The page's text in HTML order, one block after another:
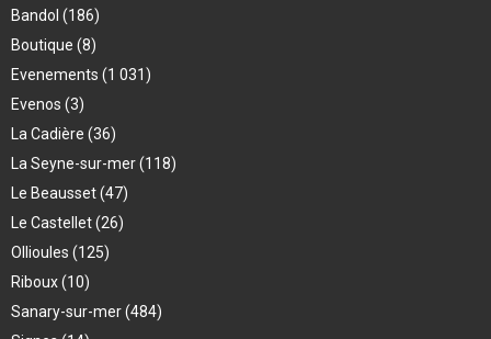
Bandol (186)
Boutique (8)
Evenements (1 031)
Evenos (3)
La Cadière (36)
La Seyne-sur-mer(118)
Le Beausset(47)
Le Castellet(26)
Ollioules (125)
Riboux(10)
Sanary-sur-mer(484)